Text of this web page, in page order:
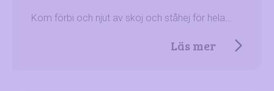
Kom förbi och njut av skoj och ståhej för hela…
Läs mer